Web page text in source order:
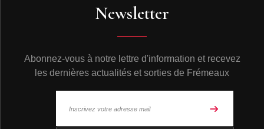
Newsletter
Abonnez-vous à notre lettre d'information et recevez
les dernières actualités et sorties de Frémeaux